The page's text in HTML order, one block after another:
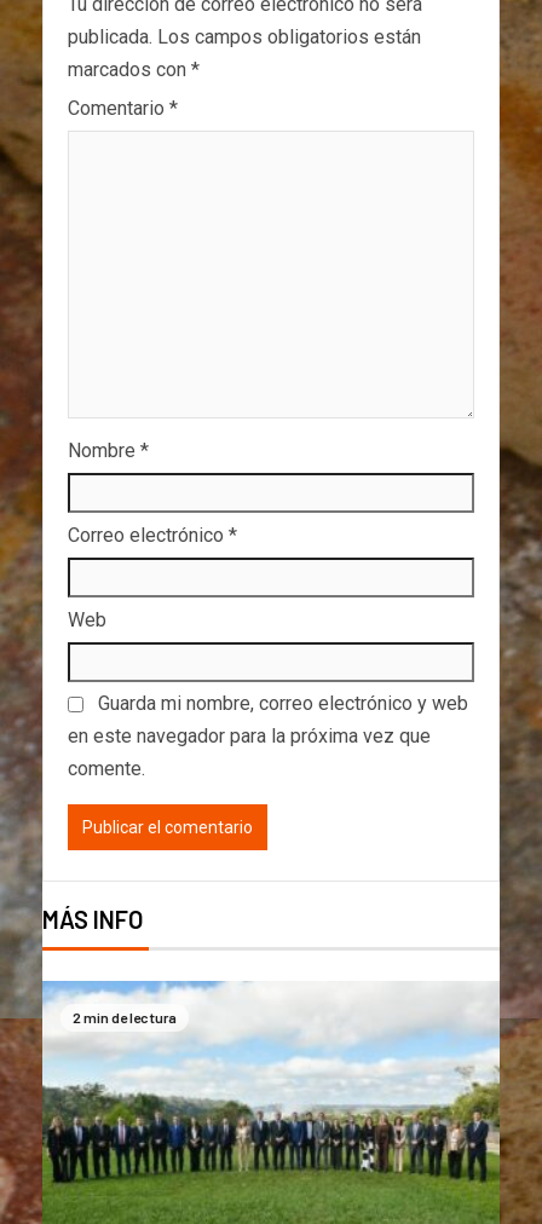
publicada. Los campos obligatorios están
marcados con *
Comentario *
Nombre *
Correo electrónico *
Web
Guarda mi nombre, correo electrónico y web
en este navegador para la próxima vez que
comente.
MÁS INFO
2 min de lectura